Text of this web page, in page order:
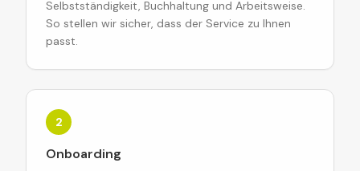
Selbstständigkeit, Buchhaltung und Arbeitsweise.
So stellen wir sicher, dass der Service zu Ihnen
passt.
2
Onboarding